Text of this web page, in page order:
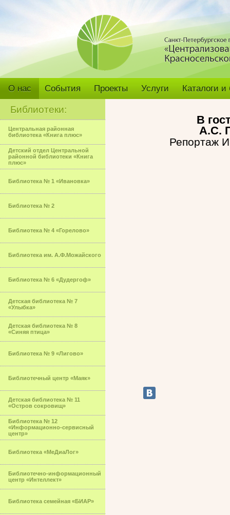
О нас События Проекты Услуги Каталоги
Библиотеки:
Центральная районная
библиотека «Книга плюс»
Детский отдел Центральной
районной библиотеки «Книга
плюс»
Библиотека № 1 «Ивановка»
Библиотека № 2
Библиотека № 4 «Горелово»
Библиотека им. А.Ф.Можайского
Библиотека № 6 «Дудергоф»
Детская библиотека № 7
«Улыбка»
Детская библиотека № 8
«Синяя птица»
Библиотека № 9 «Лигово»
Библиотечный центр «Маяк»
Детская библиотека № 11
«Остров сокровищ»
Библиотека № 12
«Информационно-сервисный
центр»
Библиотека «МеДиаЛог»
Библиотечно-информационный
центр «Интеллект»
Библиотека семейная «БИАР»
В
А.С.
Репортаж